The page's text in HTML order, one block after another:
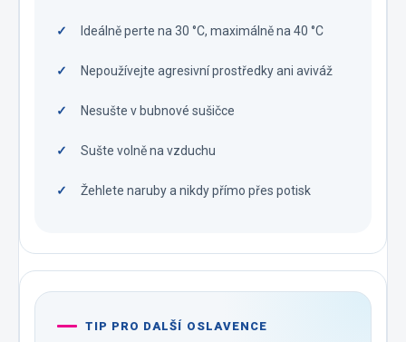
Ideálně perte na 30 °C, maximálně na 40 °C
Nepoužívejte agresivní prostředky ani aviváž
Nesušte v bubnové sušičce
Sušte volně na vzduchu
Žehlete naruby a nikdy přímo přes potisk
TIP PRO DALŠÍ OSLAVENCE